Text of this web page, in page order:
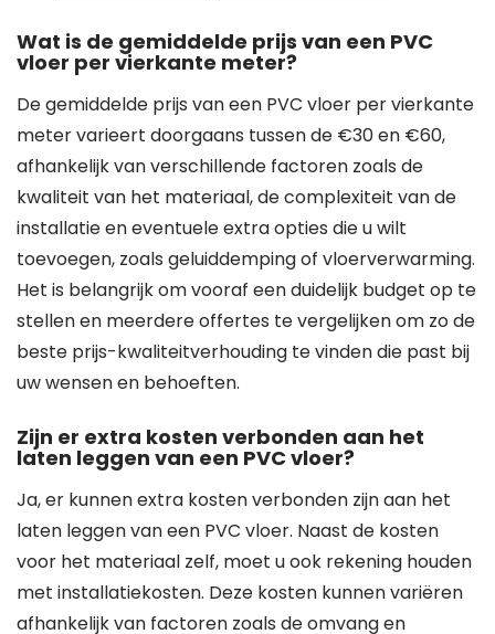
Wat is de gemiddelde prijs van een PVC
vloer per vierkante meter?
De gemiddelde prijs van een PVC vloer per vierkante
meter varieert doorgaans tussen de €30 en €60,
afhankelijk van verschillende factoren zoals de
kwaliteit van het materiaal, de complexiteit van de
installatie en eventuele extra opties die u wilt
toevoegen, zoals geluiddemping of vloerverwarming.
Het is belangrijk om vooraf een duidelijk budget op te
stellen en meerdere offertes te vergelijken om zo de
beste prijs-kwaliteitverhouding te vinden die past bij
uw wensen en behoeften.
Zijn er extra kosten verbonden aan het
laten leggen van een PVC vloer?
Ja, er kunnen extra kosten verbonden zijn aan het
laten leggen van een PVC vloer. Naast de kosten
voor het materiaal zelf, moet u ook rekening houden
met installatiekosten. Deze kosten kunnen variëren
afhankelijk van factoren zoals de omvang en